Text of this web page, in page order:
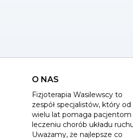
O NAS
Fizjoterapia Wasilewscy to
zespół specjalistów, który od
wielu lat pomaga pacjentom
leczeniu chorób układu
Uważamy, że najlepsze co